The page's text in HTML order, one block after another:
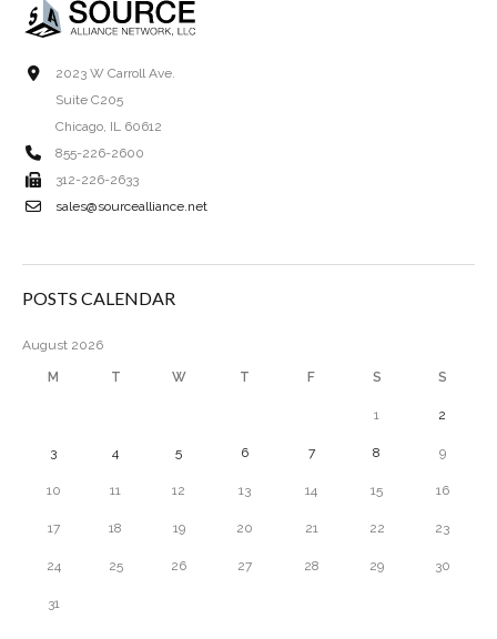
2023 W Carroll Ave.
Suite C205
Chicago, IL 60612
855-226-2600
312-226-2633
sales@sourcealliance.net
POSTS CALENDAR
August 2026
M T W T F S S
1 2
3 4 5 6 7 8 9
10 11 12 13 14 15 16
17 18 19 20 21 22 23
24 25 26 27 28 29 30
31